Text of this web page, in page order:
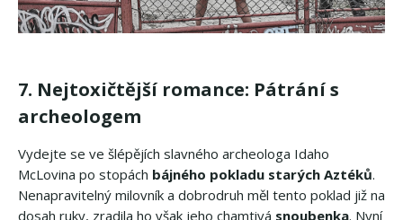
7. Nejtoxičtější romance: Pátrání s
archeologem
Vydejte se ve šlépějích slavného archeologa Idaho
McLovina po stopách bájného pokladu starých Aztéků.
Nenapravitelný milovník a dobrodruh měl tento poklad již na
dosah ruky, zradila ho však jeho chamtivá snoubenka. Nyní